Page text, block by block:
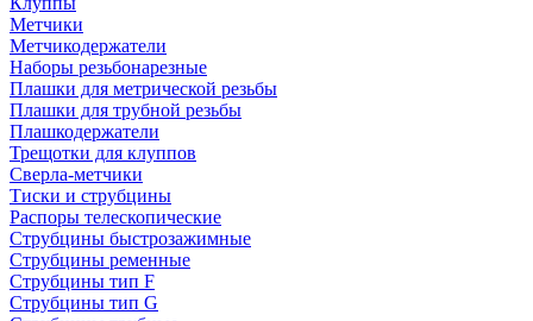
Метчики
Метчикодержатели
Наборы резьбонарезные
Плашки для метрической резьбы
Плашки для трубной резьбы
Плашкодержатели
Трещотки для клуппов
Сверла-метчики
Тиски и струбцины
Распоры телескопические
Струбцины быстрозажимные
Струбцины ременные
Струбцины тип F
Струбцины тип G